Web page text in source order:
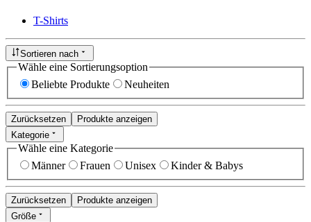
T-Shirts
Sortieren nach
Wähle eine Sortierungsoption
Beliebte Produkte
Neuheiten
Zurücksetzen
Produkte anzeigen
Kategorie
Wähle eine Kategorie
Männer
Frauen Unisex Kinder & Babys
Zurücksetzen
Produkte anzeigen
Größe